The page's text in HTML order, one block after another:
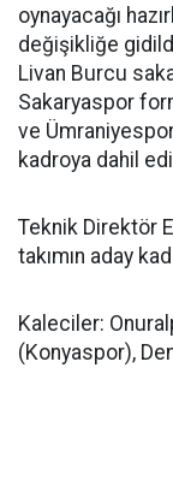
oynayacağı
değişikliğe
Livan Burcu
Sakaryaspor
ve
kadroya dahil
Teknik Direktör
takımın aday
Kaleciler:
(Konyaspor),